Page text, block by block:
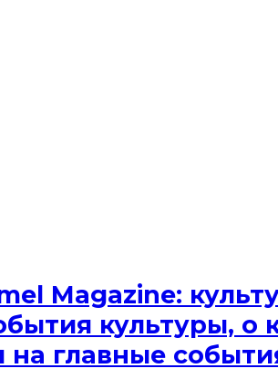
Magazine:
культуры, о
на главные